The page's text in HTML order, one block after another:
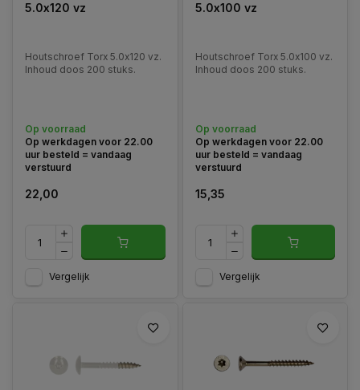
5.0x120 vz
Houtschroef Torx 5.0x120 vz.
Inhoud doos 200 stuks.
Op voorraad
Op werkdagen voor 22.00
uur besteld = vandaag
verstuurd
22,00
Vergelijk
5.0x100 vz
Houtschroef Torx 5.0x100 vz.
Inhoud doos 200 stuks.
Op voorraad
Op werkdagen voor 22.00
uur besteld = vandaag
verstuurd
15,35
Vergelijk